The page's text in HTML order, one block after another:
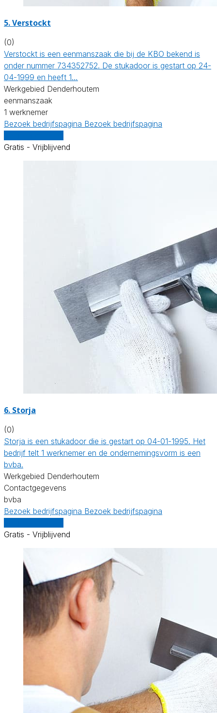
5. Verstockt
(0)
Verstockt is een eenmanszaak die bij de KBO bekend is
onder nummer 734352752. De stukadoor is gestart op 24-
04-1999 en heeft 1…
Werkgebied Denderhoutem
eenmanszaak
1 werknemer
Bezoek bedrijfspagina Bezoek bedrijfspagina
Gratis - Vrijblijvend
6. Storja
(0)
Storja is een stukadoor die is gestart op 04-01-1995. Het
bedrijf telt 1 werknemer en de ondernemingsvorm is een
bvba.
Werkgebied Denderhoutem
Contactgegevens
bvba
Bezoek bedrijfspagina Bezoek bedrijfspagina
Gratis - Vrijblijvend